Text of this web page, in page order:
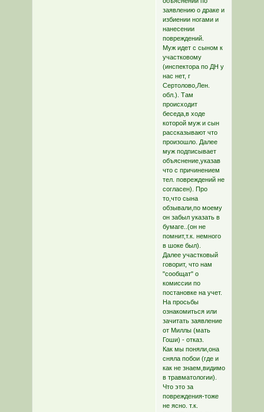
заявлению о драке и
избиении ногами и
нанесении
повреждений.
Муж идет с сыном к
участковому
(инспектора по ДН у
нас нет, г
Сертолово,Лен.
обл.). Там
происходит
беседа,в ходе
которой муж и сын
рассказывают что
произошло. Далее
муж подписывает
объяснение,указав
что с причинением
тел. повреждений не
согласен). Про
то,что сына
обзывали,по моему
он забыл указать в
бумаге..(он не
помнит,т.к. немного
в шоке был).
Далее участковый
говорит, что нам
"сообщат" о
комиссии по
постановке на учет.
На просьбы
ознакомиться или
зачитать заявление
от Миллы (мать
Гоши) - отказ.
Как мы поняли,она
сняла побои (где и
как не знаем,видимо
в травматологии).
Что это за
повреждения-тоже
не ясно. т.к.